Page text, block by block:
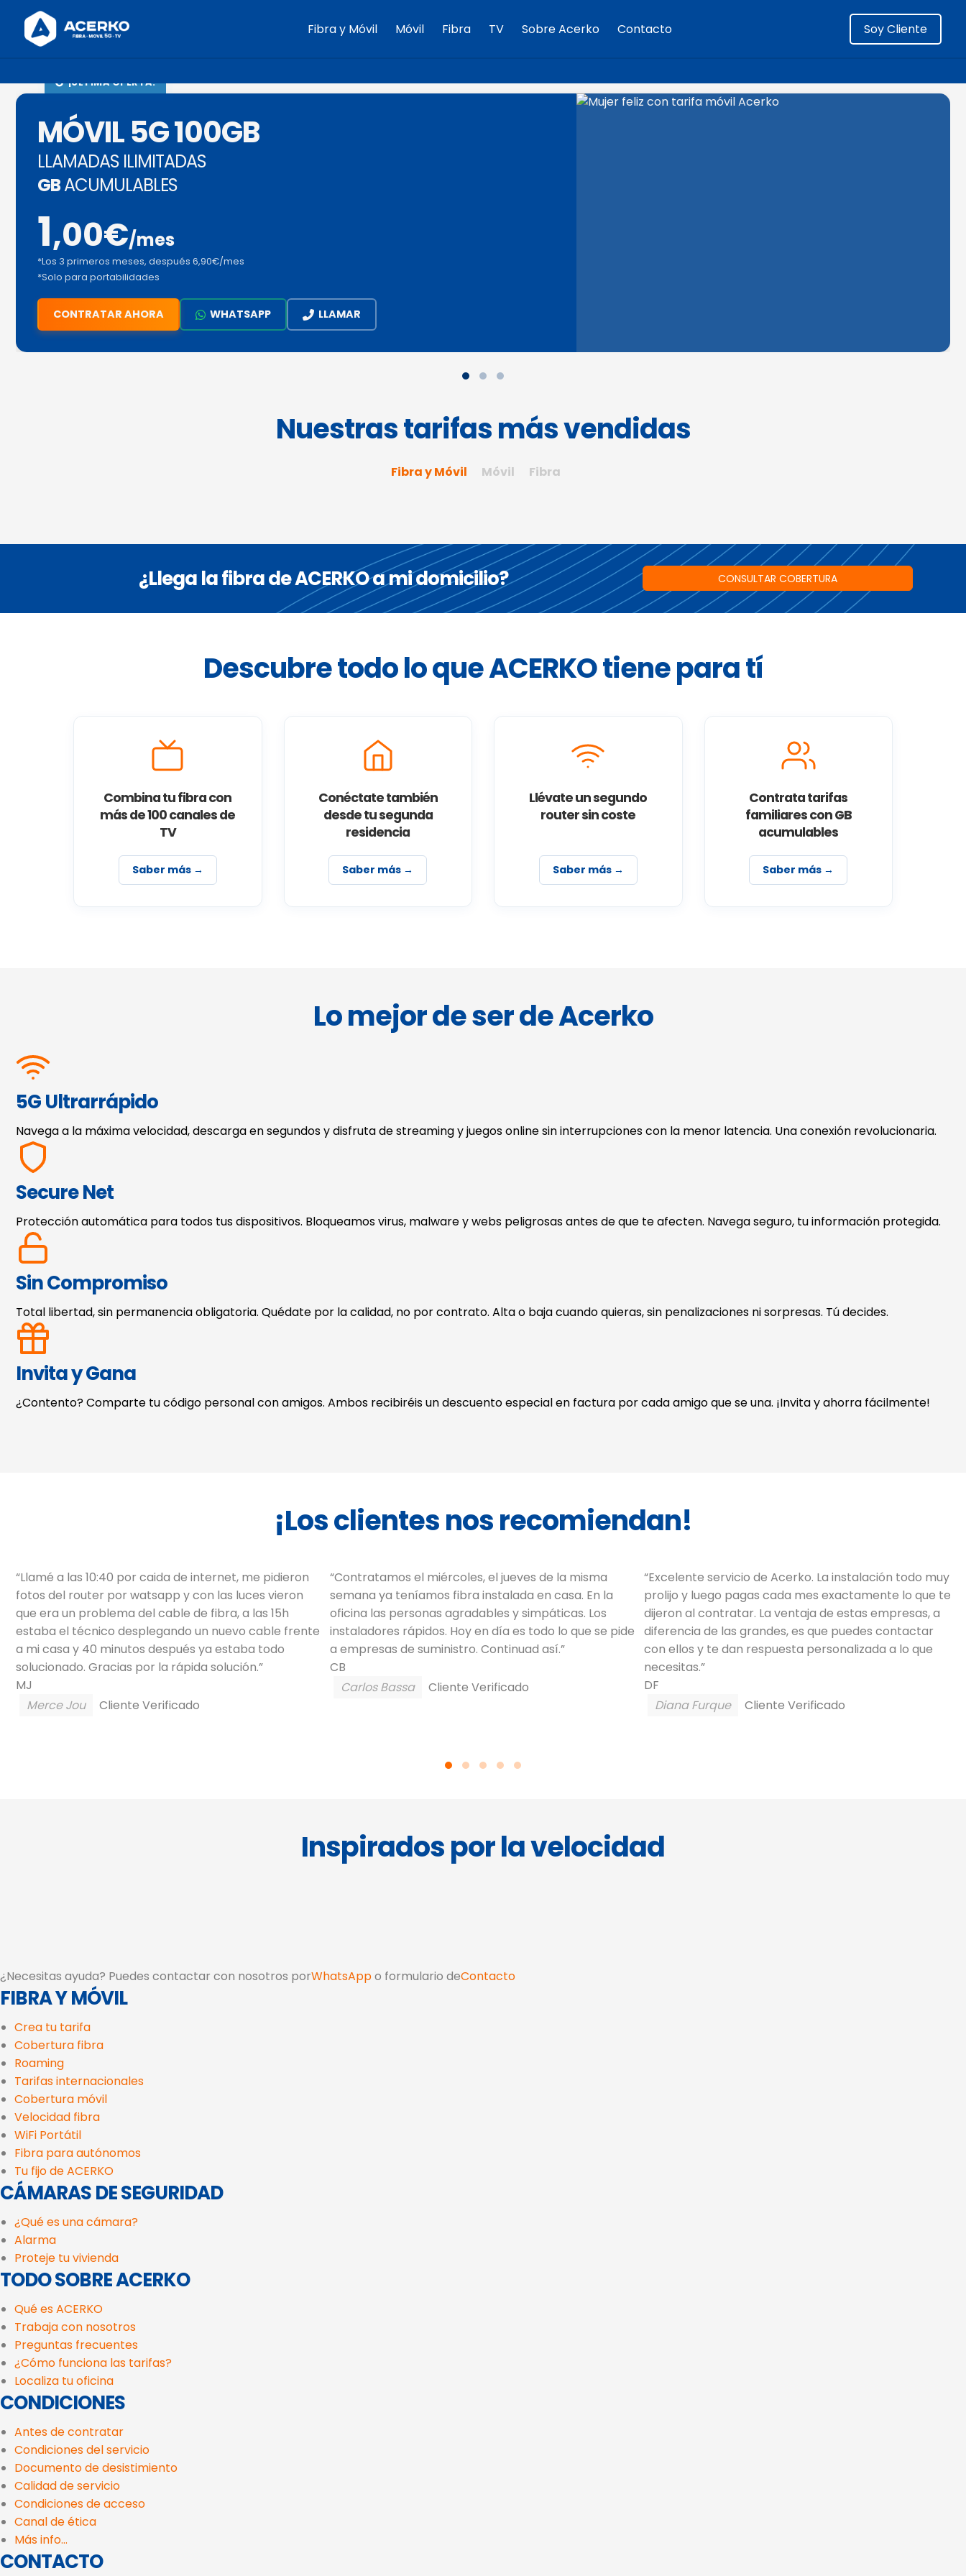
Fibra y Móvil Móvil Fibra TV Sobre Acerko Contacto Soy Cliente
¡ÚLTIMA OFERTA!
MÓVIL 5G 100GB
LLAMADAS ILIMITADAS
GBACUMULABLES
1,00€/mes
*Los 3 primeros meses, después 6,90€/mes
*Solo para portabilidades
CONTRATAR AHORA WHATSAPP LLAMAR
Nuestras tarifas más vendidas
Fibra y Móvil Móvil Fibra
¿Llega la fibra de ACERKO a mi domicilio? CONSULTAR COBERTURA
Descubre todo lo que ACERKO tiene para tí
Combina tu fibra con
más de 100 canales de
TV
Saber más →
Conéctate también
desde tu segunda
residencia
Saber más →
Llévate un segundo
router sin coste
Saber más →
Contrata tarifas
familiares con GB
acumulables
Saber más →
Lo mejor de ser de Acerko
5G Ultrarrápido
Navega a la máxima velocidad, descarga en segundos y disfruta de streaming y juegos online sin interrupciones con la menor latencia. Una conexión revolucionaria.
Secure Net
Protección automática para todos tus dispositivos. Bloqueamos virus, malware y webs peligrosas antes de que te afecten. Navega seguro, tu información protegida.
Sin Compromiso
Total libertad, sin permanencia obligatoria. Quédate por la calidad, no por contrato. Alta o baja cuando quieras, sin penalizaciones ni sorpresas. Tú decides.
Invita y Gana
¿Contento? Comparte tu código personal con amigos. Ambos recibiréis un descuento especial en factura por cada amigo que se una. ¡Invita y ahorra fácilmente!
¡Los clientes nos recomiendan!
“Llamé a las 10:40 por caida de internet, me pidieron
fotos del router por watsapp y con las luces vieron
que era un problema del cable de fibra, a las 15h
estaba el técnico desplegando un nuevo cable frente
a mi casa y 40 minutos después ya estaba todo
solucionado. Gracias por la rápida solución.”
MJ
Merce Jou
Cliente Verificado
“Contratamos el miércoles, el jueves de la misma
semana ya teníamos fibra instalada en casa. En la
oficina las personas agradables y simpáticas. Los
instaladores rápidos. Hoy en día es todo lo que se pide
a empresas de suministro. Continuad así.”
CB
Carlos Bassa
Cliente Verificado
“Excelente servicio de Acerko. La instalación todo muy
prolijo y luego pagas cada mes exactamente lo que te
dijeron al contratar. La ventaja de estas empresas, a
diferencia de las grandes, es que puedes contactar
con ellos y te dan respuesta personalizada a lo que
necesitas.”
DF
Diana Furque
Cliente Verificado
Inspirados por la velocidad
¿Necesitas ayuda? Puedes contactar con nosotros porWhatsAppo formulario deContacto
FIBRA Y MÓVIL
Crea tu tarifa
Cobertura fibra
Roaming
Tarifas internacionales
Cobertura móvil
Velocidad fibra
WiFi Portátil
Fibra para autónomos
Tu fijo de ACERKO
CÁMARAS DE SEGURIDAD
¿Qué es una cámara?
Alarma
Proteje tu vivienda
TODO SOBRE ACERKO
Qué es ACERKO
Trabaja con nosotros
Preguntas frecuentes
¿Cómo funciona las tarifas?
Localiza tu oficina
CONDICIONES
Antes de contratar
Condiciones del servicio
Documento de desistimiento
Calidad de servicio
Condiciones de acceso
Canal de ética
Más info...
CONTACTO